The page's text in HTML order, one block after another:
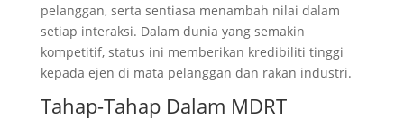
pelanggan, serta sentiasa menambah nilai dalam
setiap interaksi. Dalam dunia yang semakin
kompetitif, status ini memberikan kredibiliti tinggi
kepada ejen di mata pelanggan dan rakan industri.
Tahap-Tahap Dalam MDRT